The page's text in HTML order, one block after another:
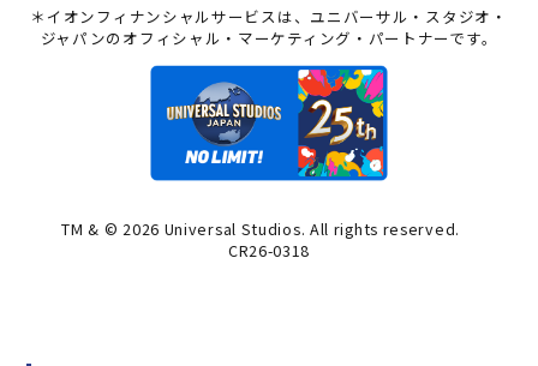
＊イオンフィナンシャルサービスは、ユニバーサル・スタジオ・
ジャパンのオフィシャル・マーケティング・パートナーです。
TM & © 2026 Universal Studios. All rights reserved.
CR26-0318